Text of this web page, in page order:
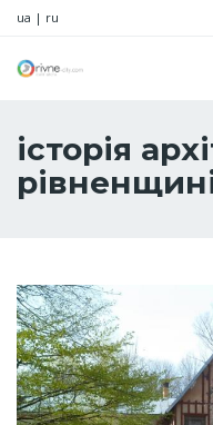
ua | ru
історія